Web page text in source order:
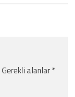
Gerekli alanlar*